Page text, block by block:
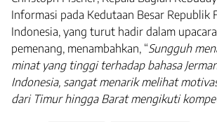
Informasi pada Kedutaan Besar Republik
Indonesia, yang turut hadir dalam
pemenang, menambahkan, “Sungguh
minat yang tinggi terhadap bahasa
Indonesia, sangat menarik melihat
dari Timur hingga Barat mengikuti